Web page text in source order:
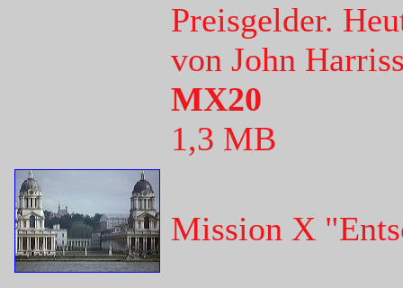
Preisgelder.
von John
MX20
1,3 MB
Mission X